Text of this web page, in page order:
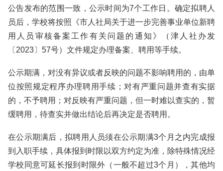
公告发布的范围一致，公示时间为7个工作日。确定拟聘人
员后，学校将按照《市人社局关于进一步完善事业单位新聘
用人员审核备案工作有关问题的通知》（津人社办发
〔2023〕57号）文件规定办理备案、聘用等手续。
公示期满，对没有异议或者反映的问题不影响聘用的，由单
位按照规定程序办理聘用手续；对有严重问题并查有实据
的，不予聘用；对反映有严重问题，但一时难以查实的，暂
缓聘用，待查实并做出结论后再决定是否聘用。
在公示期满后，拟聘用人员须在公示期满3个月之内完成报
到入职手续，具体报到时限以双方约定为准，除特殊情况经
学校同意可延长报到时限外（一般不超过3个月），其他均